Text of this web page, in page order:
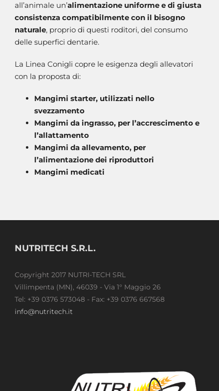
all’animale un’alimentazione uniforme e di giusta
consistenza compatibilmente con il bisogno
naturale, proprio di questi roditori, del consumo
delle superfici dentarie.
La Linea Conigli copre le esigenza degli allevatori
con la proposta di:
Mangimi starter, utilizzati nello
svezzamento
Mangimi da ingrasso, per l’accrescimento e
l’allattamento
Mangimi da allevamento, per
l’alimentazione dei riproduttori
Mangimi medicati
NUTRITECH S.R.L.
Copyright 2017 NUTRI-TECH SRL
Villimpenta (MN), 46039 - Via 1° Maggio 26
Tel: +39 0376 573048 - Fax: +39 0376 667568
info@nutritech.it